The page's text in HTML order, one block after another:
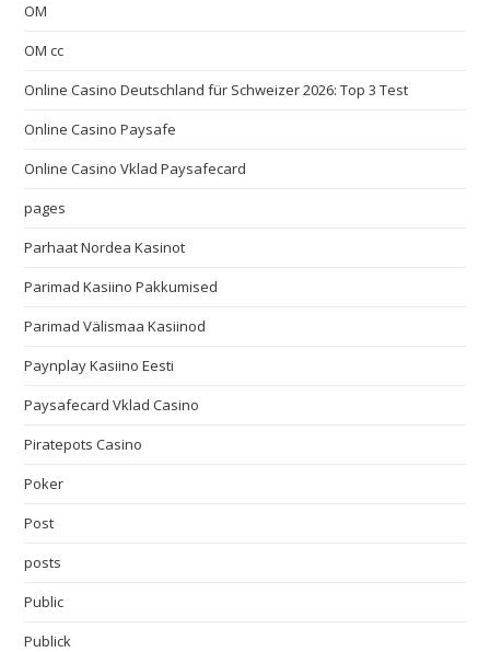
OM
OM cc
Online Casino Deutschland für Schweizer 2026: Top 3 Test
Online Casino Paysafe
Online Casino Vklad Paysafecard
pages
Parhaat Nordea Kasinot
Parimad Kasiino Pakkumised
Parimad Välismaa Kasiinod
Paynplay Kasiino Eesti
Paysafecard Vklad Casino
Piratepots Casino
Poker
Post
posts
Public
Publick